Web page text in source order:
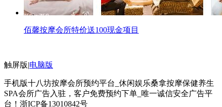
佰馨按摩会所特价送100现金项目
触屏版|电脑版
手机版十八坊按摩会所预约平台_休闲娱乐桑拿按摩保健养生
SPA会所广告入驻，客户免费预约下单_唯一诚信安全广告平
台！ 浙ICP备13010842号